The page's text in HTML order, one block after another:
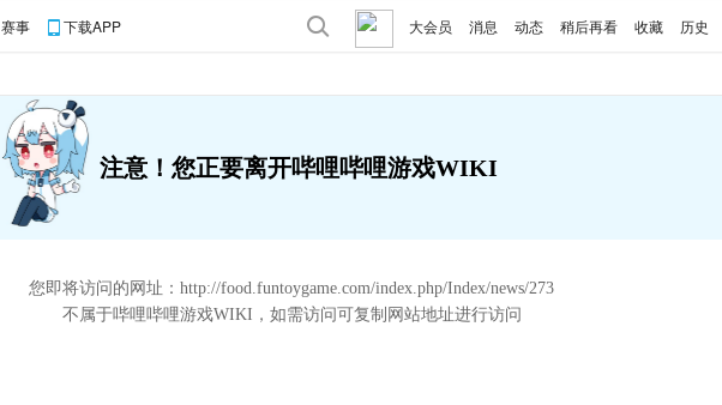
赛事 下载APP 大会员 消息 动态 稍后再看 收藏 历史
注意！您正要离开哔哩哔哩游戏WIKI
您即将访问的网址： http://food.funtoygame.com/index.php/Index/news/273
不属于哔哩哔哩游戏WIKI，如需访问可复制网站地址进行访问